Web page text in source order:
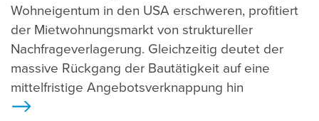
Wohneigentum in den USA erschweren, profitiert
der Mietwohnungsmarkt von struktureller
Nachfrageverlagerung. Gleichzeitig deutet der
massive Rückgang der Bautätigkeit auf eine
mittelfristige Angebotsverknappung hin